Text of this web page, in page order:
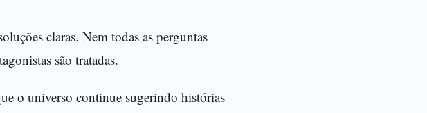
claras. Nem todas as perguntas
são tratadas.
o universo continue sugerindo histórias